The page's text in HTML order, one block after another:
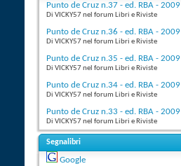
Punto de Cruz n.37 - ed. RBA - 2009
Di VICKY57 nel forum Libri e Riviste
Punto de Cruz n.36 - ed. RBA - 2009
Di VICKY57 nel forum Libri e Riviste
Punto de Cruz n.35 - ed. RBA - 2009
Di VICKY57 nel forum Libri e Riviste
Punto de Cruz n.34 - ed. RBA - 2009
Di VICKY57 nel forum Libri e Riviste
Punto de Cruz n.33 - ed. RBA - 2009
Di VICKY57 nel forum Libri e Riviste
Segnalibri
Google